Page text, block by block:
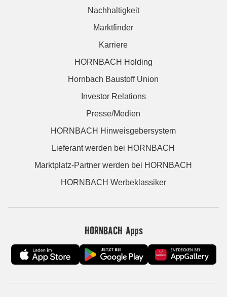
Nachhaltigkeit
Marktfinder
Karriere
HORNBACH Holding
Hornbach Baustoff Union
Investor Relations
Presse/Medien
HORNBACH Hinweisgebersystem
Lieferant werden bei HORNBACH
Marktplatz-Partner werden bei HORNBACH
HORNBACH Werbeklassiker
HORNBACH Apps